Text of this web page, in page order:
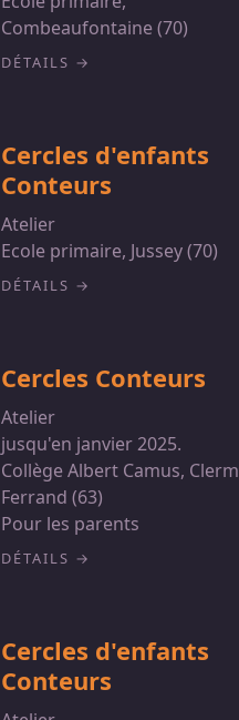
Combeaufontaine (70)
DÉTAILS
Cercles d'enfants
Conteurs
Atelier
Ecole primaire, Jussey (70)
DÉTAILS
Cercles Conteurs
Atelier
jusqu'en janvier 2025.
Collège Albert Camus,
Ferrand (63)
Pour les parents
DÉTAILS
Cercles d'enfants
Conteurs